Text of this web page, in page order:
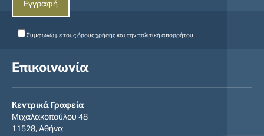
Συμφωνώ με τους όρους χρήσης και την πολιτική απορρήτου
Επικοινωνία
Κεντρικά Γραφεία
Μιχαλακοπούλου 48
11528, Αθήνα